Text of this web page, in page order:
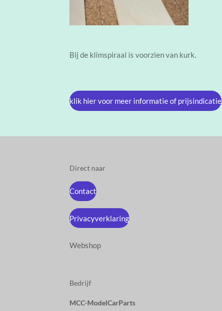
Bij de klimspiraal is voorzien van kurk.
klik hier voor meer informatie of prijsindicatie
Direct naar
Contact
Privacyverklaring
Webshop
Bedrijf
MCC-ModelCarParts